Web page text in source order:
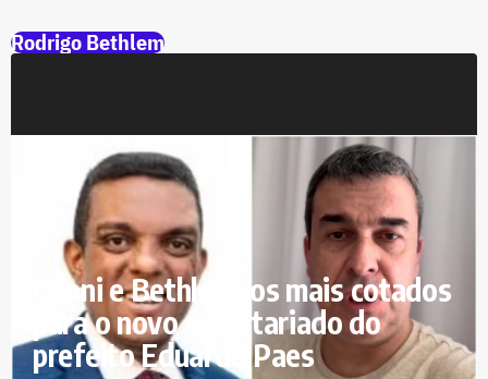
Rodrigo Bethlem
Otoni e Bethlem, os mais cotados
para o novo secretariado do
prefeito Eduardo Paes